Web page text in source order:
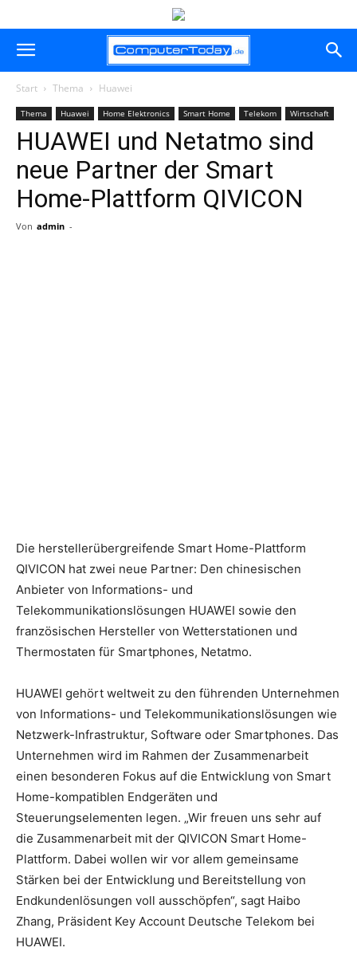
Start Thema Huawei
Thema Huawei Home Elektronics Smart Home Telekom Wirtschaft
HUAWEI und Netatmo sind
neue Partner der Smart
Home-Plattform QIVICON
Von admin -
Die herstellerübergreifende Smart Home-Plattform
QIVICON hat zwei neue Partner: Den chinesischen
Anbieter von Informations- und
Telekommunikationslösungen HUAWEI sowie den
französischen Hersteller von Wetterstationen und
Thermostaten für Smartphones, Netatmo.
HUAWEI gehört weltweit zu den führenden Unternehmen
von Informations- und Telekommunikationslösungen wie
Netzwerk-Infrastruktur, Software oder Smartphones. Das
Unternehmen wird im Rahmen der Zusammenarbeit
einen besonderen Fokus auf die Entwicklung von Smart
Home-kompatiblen Endgeräten und
Steuerungselementen legen. „Wir freuen uns sehr auf
die Zusammenarbeit mit der QIVICON Smart Home-
Plattform. Dabei wollen wir vor allem gemeinsame
Stärken bei der Entwicklung und Bereitstellung von
Endkundenlösungen voll ausschöpfen“, sagt Haibo
Zhang, Präsident Key Account Deutsche Telekom bei
HUAWEI.